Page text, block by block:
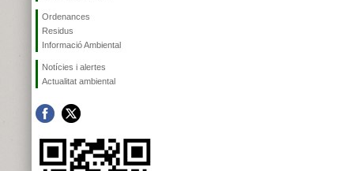
Ordenances
Residus
Informació Ambiental
Notícies i alertes
Actualitat ambiental